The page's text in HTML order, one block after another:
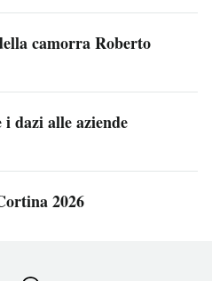
camorra Roberto
dazi alle aziende
2026